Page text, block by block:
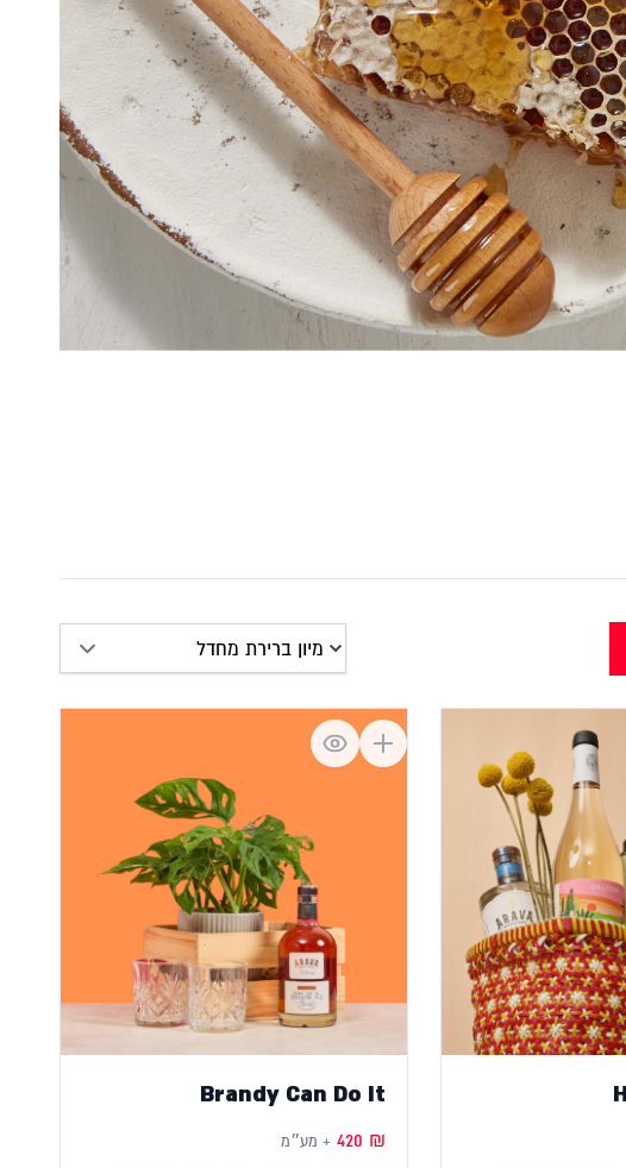
Brandy Can Do It
420 ₪ + מע״מ